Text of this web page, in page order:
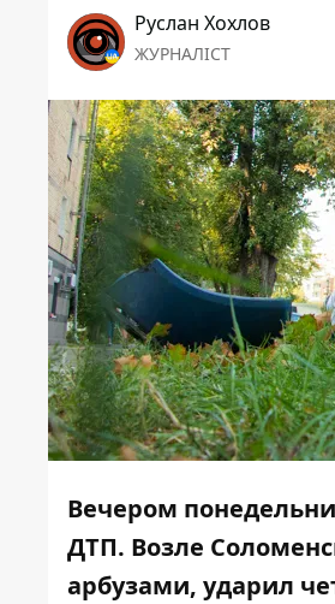
Руслан Хохлов
ЖУРНАЛІСТ
Вечером
ДТП. Возле
арбузами, ударил